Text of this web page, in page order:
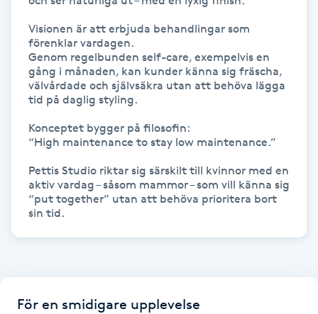
Hyperhidros
Hypnos
Hårborttagning
Hårbottenbehandling
Hårförlängning
Hälsa
Visionen är att erbjuda behandlingar som
förenklar vardagen.
Genom regelbunden self-care, exempelvis en
gång i månaden, kan kunder känna sig fräscha,
välvårdade och självsäkra utan att behöva lägga
tid på daglig styling.
Konceptet bygger på filosofin:
“High maintenance to stay low maintenance.”
Pettis Studio riktar sig särskilt till kvinnor med en
aktiv vardag – såsom mammor – som vill känna sig
“put together” utan att behöva prioritera bort
sin tid.
För en smidigare upplevelse